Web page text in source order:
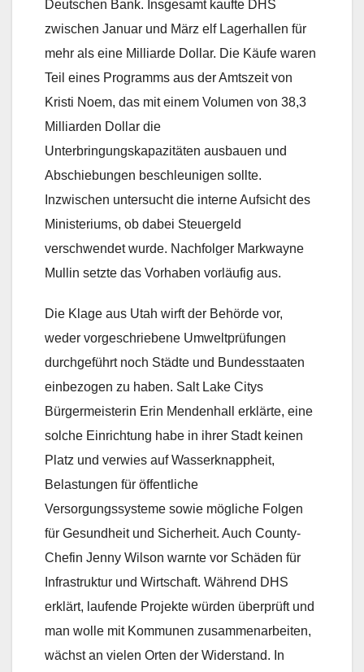
Deutschen Bank. Insgesamt kaufte DHS
zwischen Januar und März elf Lagerhallen für
mehr als eine Milliarde Dollar. Die Käufe waren
Teil eines Programms aus der Amtszeit von
Kristi Noem, das mit einem Volumen von 38,3
Milliarden Dollar die
Unterbringungskapazitäten ausbauen und
Abschiebungen beschleunigen sollte.
Inzwischen untersucht die interne Aufsicht des
Ministeriums, ob dabei Steuergeld
verschwendet wurde. Nachfolger Markwayne
Mullin setzte das Vorhaben vorläufig aus.
Die Klage aus Utah wirft der Behörde vor,
weder vorgeschriebene Umweltprüfungen
durchgeführt noch Städte und Bundesstaaten
einbezogen zu haben. Salt Lake Citys
Bürgermeisterin Erin Mendenhall erklärte, eine
solche Einrichtung habe in ihrer Stadt keinen
Platz und verwies auf Wasserknappheit,
Belastungen für öffentliche
Versorgungssysteme sowie mögliche Folgen
für Gesundheit und Sicherheit. Auch County-
Chefin Jenny Wilson warnte vor Schäden für
Infrastruktur und Wirtschaft. Während DHS
erklärt, laufende Projekte würden überprüft und
man wolle mit Kommunen zusammenarbeiten,
wächst an vielen Orten der Widerstand. In